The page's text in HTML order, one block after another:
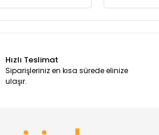
Hızlı Teslimat
Siparişleriniz en kısa sürede elinize
ulaşır.